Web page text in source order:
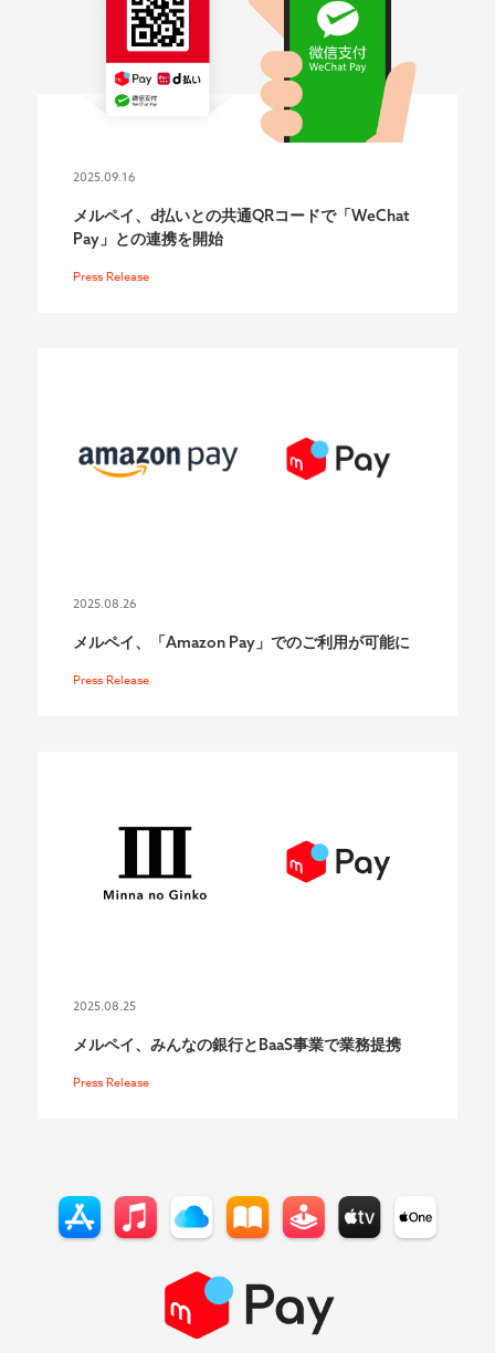
2025.09.16
メルペイ、d払いとの共通QRコードで「WeChat
Pay」との連携を開始
Press Release
2025.08.26
メルペイ、「Amazon Pay」でのご利用が可能に
Press Release
2025.08.25
メルペイ、みんなの銀行とBaaS事業で業務提携
Press Release